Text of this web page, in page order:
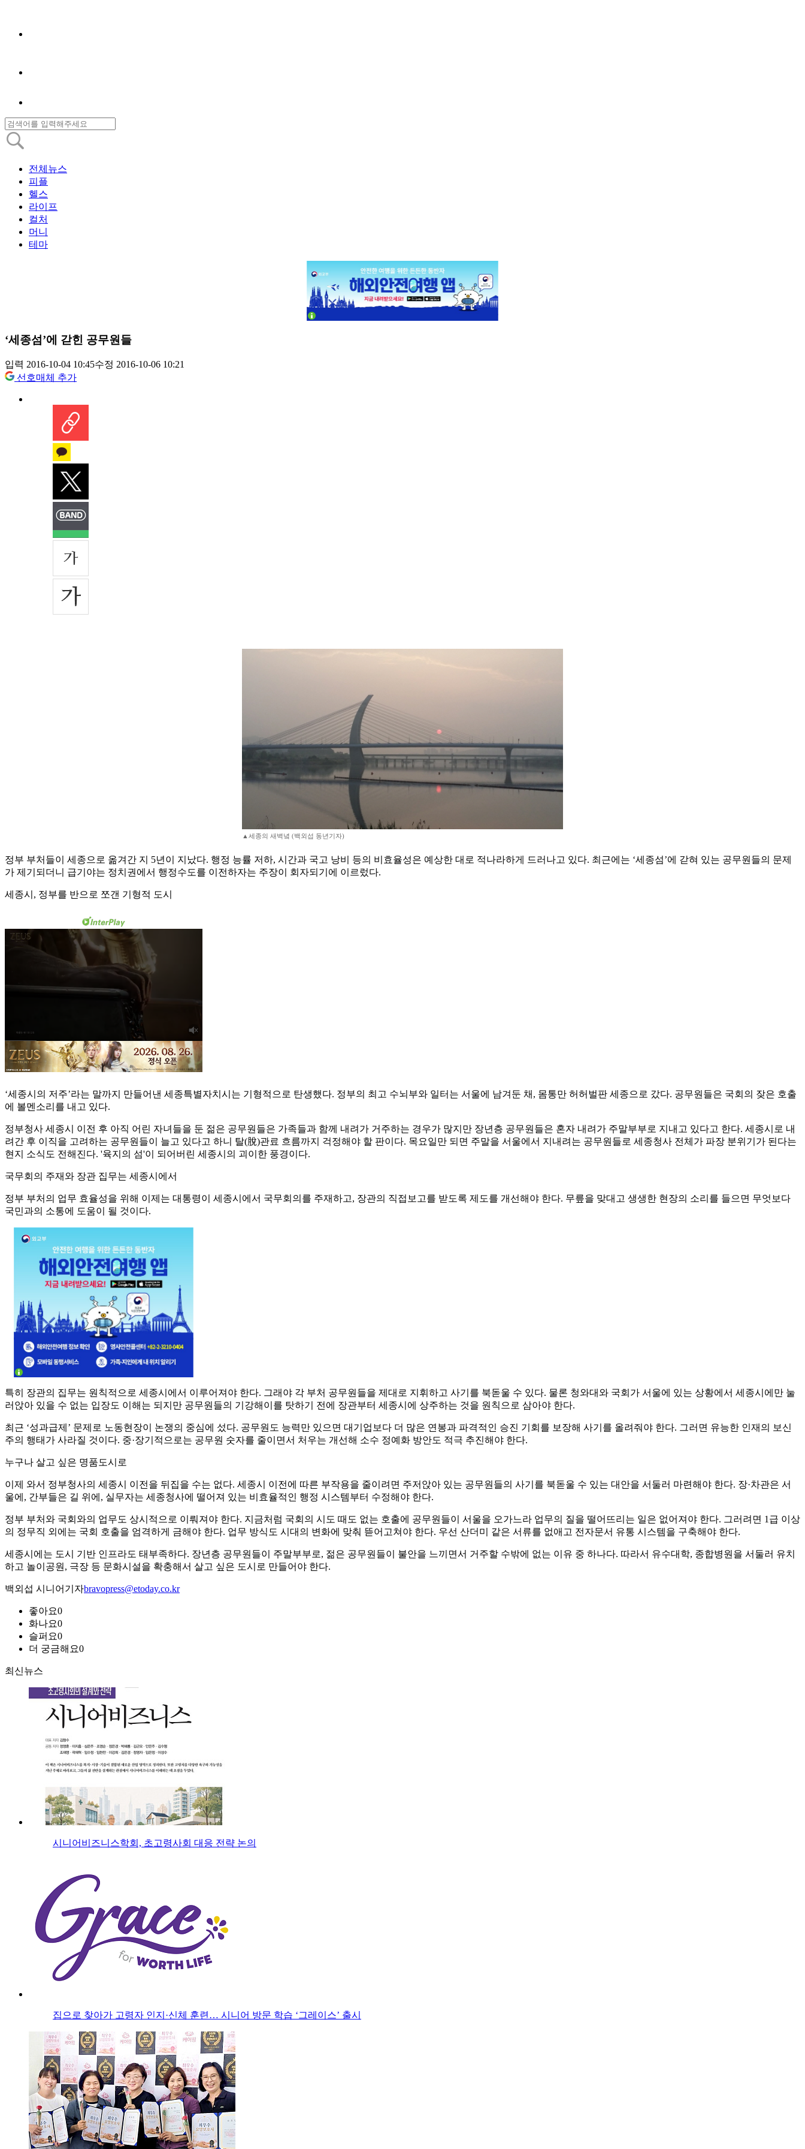
전체뉴스
피플
헬스
라이프
컬처
머니
테마
‘세종섬’에 갇힌 공무원들
입력 2016-10-04 10:45수정 2016-10-06 10:21
선호매체 추가
▲세종의 새벽녘 (백외섭 동년기자)
정부 부처들이 세종으로 옮겨간 지 5년이 지났다. 행정 능률 저하, 시간과 국고 낭비 등의 비효율성은 예상한 대로 적나라하게 드러나고 있다. 최근에는 ‘세종섬’에 갇혀 있는 공무원들의 문제
가 제기되더니 급기야는 정치권에서 행정수도를 이전하자는 주장이 회자되기에 이르렀다.
세종시, 정부를 반으로 쪼갠 기형적 도시
‘세종시의 저주’라는 말까지 만들어낸 세종특별자치시는 기형적으로 탄생했다. 정부의 최고 수뇌부와 일터는 서울에 남겨둔 채, 몸통만 허허벌판 세종으로 갔다. 공무원들은 국회의 잦은 호출
에 볼멘소리를 내고 있다.
정부청사 세종시 이전 후 아직 어린 자녀들을 둔 젊은 공무원들은 가족들과 함께 내려가 거주하는 경우가 많지만 장년층 공무원들은 혼자 내려가 주말부부로 지내고 있다고 한다. 세종시로 내
려간 후 이직을 고려하는 공무원들이 늘고 있다고 하니 탈(脫)관료 흐름까지 걱정해야 할 판이다. 목요일만 되면 주말을 서울에서 지내려는 공무원들로 세종청사 전체가 파장 분위기가 된다는
현지 소식도 전해진다. '육지의 섬'이 되어버린 세종시의 괴이한 풍경이다.
국무회의 주재와 장관 집무는 세종시에서
정부 부처의 업무 효율성을 위해 이제는 대통령이 세종시에서 국무회의를 주재하고, 장관의 직접보고를 받도록 제도를 개선해야 한다. 무릎을 맞대고 생생한 현장의 소리를 들으면 무엇보다
국민과의 소통에 도움이 될 것이다.
특히 장관의 집무는 원칙적으로 세종시에서 이루어져야 한다. 그래야 각 부처 공무원들을 제대로 지휘하고 사기를 북돋울 수 있다. 물론 청와대와 국회가 서울에 있는 상황에서 세종시에만 눌
러앉아 있을 수 없는 입장도 이해는 되지만 공무원들의 기강해이를 탓하기 전에 장관부터 세종시에 상주하는 것을 원칙으로 삼아야 한다.
최근 ‘성과급제’ 문제로 노동현장이 논쟁의 중심에 섰다. 공무원도 능력만 있으면 대기업보다 더 많은 연봉과 파격적인 승진 기회를 보장해 사기를 올려줘야 한다. 그러면 유능한 인재의 보신
주의 행태가 사라질 것이다. 중·장기적으로는 공무원 숫자를 줄이면서 처우는 개선해 소수 정예화 방안도 적극 추진해야 한다.
누구나 살고 싶은 명품도시로
이제 와서 정부청사의 세종시 이전을 뒤집을 수는 없다. 세종시 이전에 따른 부작용을 줄이려면 주저앉아 있는 공무원들의 사기를 북돋울 수 있는 대안을 서둘러 마련해야 한다. 장·차관은 서
울에, 간부들은 길 위에, 실무자는 세종청사에 떨어져 있는 비효율적인 행정 시스템부터 수정해야 한다.
정부 부처와 국회와의 업무도 상시적으로 이뤄져야 한다. 지금처럼 국회의 시도 때도 없는 호출에 공무원들이 서울을 오가느라 업무의 질을 떨어뜨리는 일은 없어져야 한다. 그러려면 1급 이상
의 정무직 외에는 국회 호출을 엄격하게 금해야 한다. 업무 방식도 시대의 변화에 맞춰 뜯어고쳐야 한다. 우선 산더미 같은 서류를 없애고 전자문서 유통 시스템을 구축해야 한다.
세종시에는 도시 기반 인프라도 태부족하다. 장년층 공무원들이 주말부부로, 젊은 공무원들이 불안을 느끼면서 거주할 수밖에 없는 이유 중 하나다. 따라서 유수대학, 종합병원을 서둘러 유치
하고 놀이공원, 극장 등 문화시설을 확충해서 살고 싶은 도시로 만들어야 한다.
백외섭 시니어기자bravopress@etoday.co.kr
좋아요0
화나요0
슬퍼요0
더 궁금해요0
최신뉴스
시니어비즈니스학회, 초고령사회 대응 전략 논의
집으로 찾아가 고령자 인지·신체 훈련… 시니어 방문 학습 ‘그레이스’ 출시